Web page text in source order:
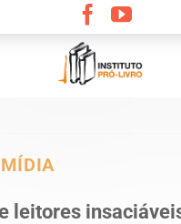
leitores